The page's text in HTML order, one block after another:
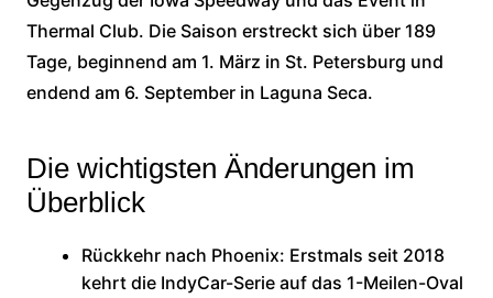
Thermal Club. Die Saison erstreckt sich über 189
Tage, beginnend am 1. März in St. Petersburg und
endend am 6. September in Laguna Seca.
Die wichtigsten Änderungen im
Überblick
Rückkehr nach Phoenix: Erstmals seit 2018
kehrt die IndyCar-Serie auf das 1-Meilen-Oval